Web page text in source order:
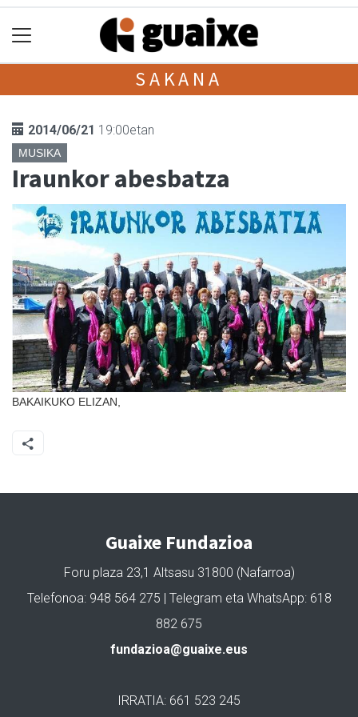
SAKANA
2014/06/21 19:00etan
MUSIKA
Iraunkor abesbatza
BAKAIKUKO ELIZAN,
Guaixe Fundazioa
Foru plaza 23,1 Altsasu 31800 (Nafarroa)
Telefonoa: 948 564 275 | Telegram eta WhatsApp: 618
882 675
fundazioa@guaixe.eus
IRRATIA: 661 523 245